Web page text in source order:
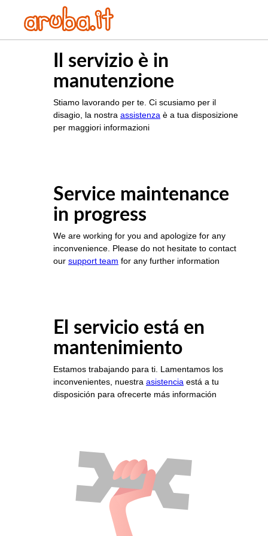
Il servizio è in
manutenzione
Stiamo lavorando per te. Ci scusiamo per il
disagio, la nostra assistenza è a tua disposizione
per maggiori informazioni
Service maintenance
in progress
We are working for you and apologize for any
inconvenience. Please do not hesitate to contact
our support team for any further information
El servicio está en
mantenimiento
Estamos trabajando para ti. Lamentamos los
inconvenientes, nuestra asistencia está a tu
disposición para ofrecerte más información